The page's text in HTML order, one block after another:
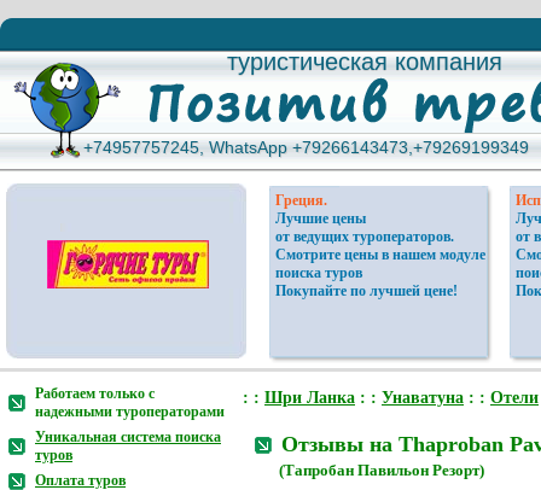
туристическая компания
туристическая компания
+74957757245, WhatsApp +79266143473,+79269199349
+74957757245, WhatsApp +79266143473,+79269199349
Греция.
Лучшие цены
от ведущих туроператоров.
Смотрите цены в нашем модуле
поиска туров
Покупайте по лучшей цене!
от
Работаем только с
надежными туроператорами
Уникальная система поиска
туров
Оплата туров
: : Шри Ланка : : Унаватуна : : Отели
Отзывы на Thaproban
(Тапробан Павильон Резорт)